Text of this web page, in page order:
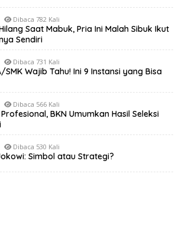
Dibaca 782 Kali
Saat Mabuk, Pria Ini Malah Sibuk Ikut
Sendiri
Dibaca 731 Kali
SMK Wajib Tahu! Ini 9 Instansi yang Bisa
Dibaca 566 Kali
BKN Umumkan Hasil Seleksi
Dibaca 530 Kali
Simbol atau Strategi?